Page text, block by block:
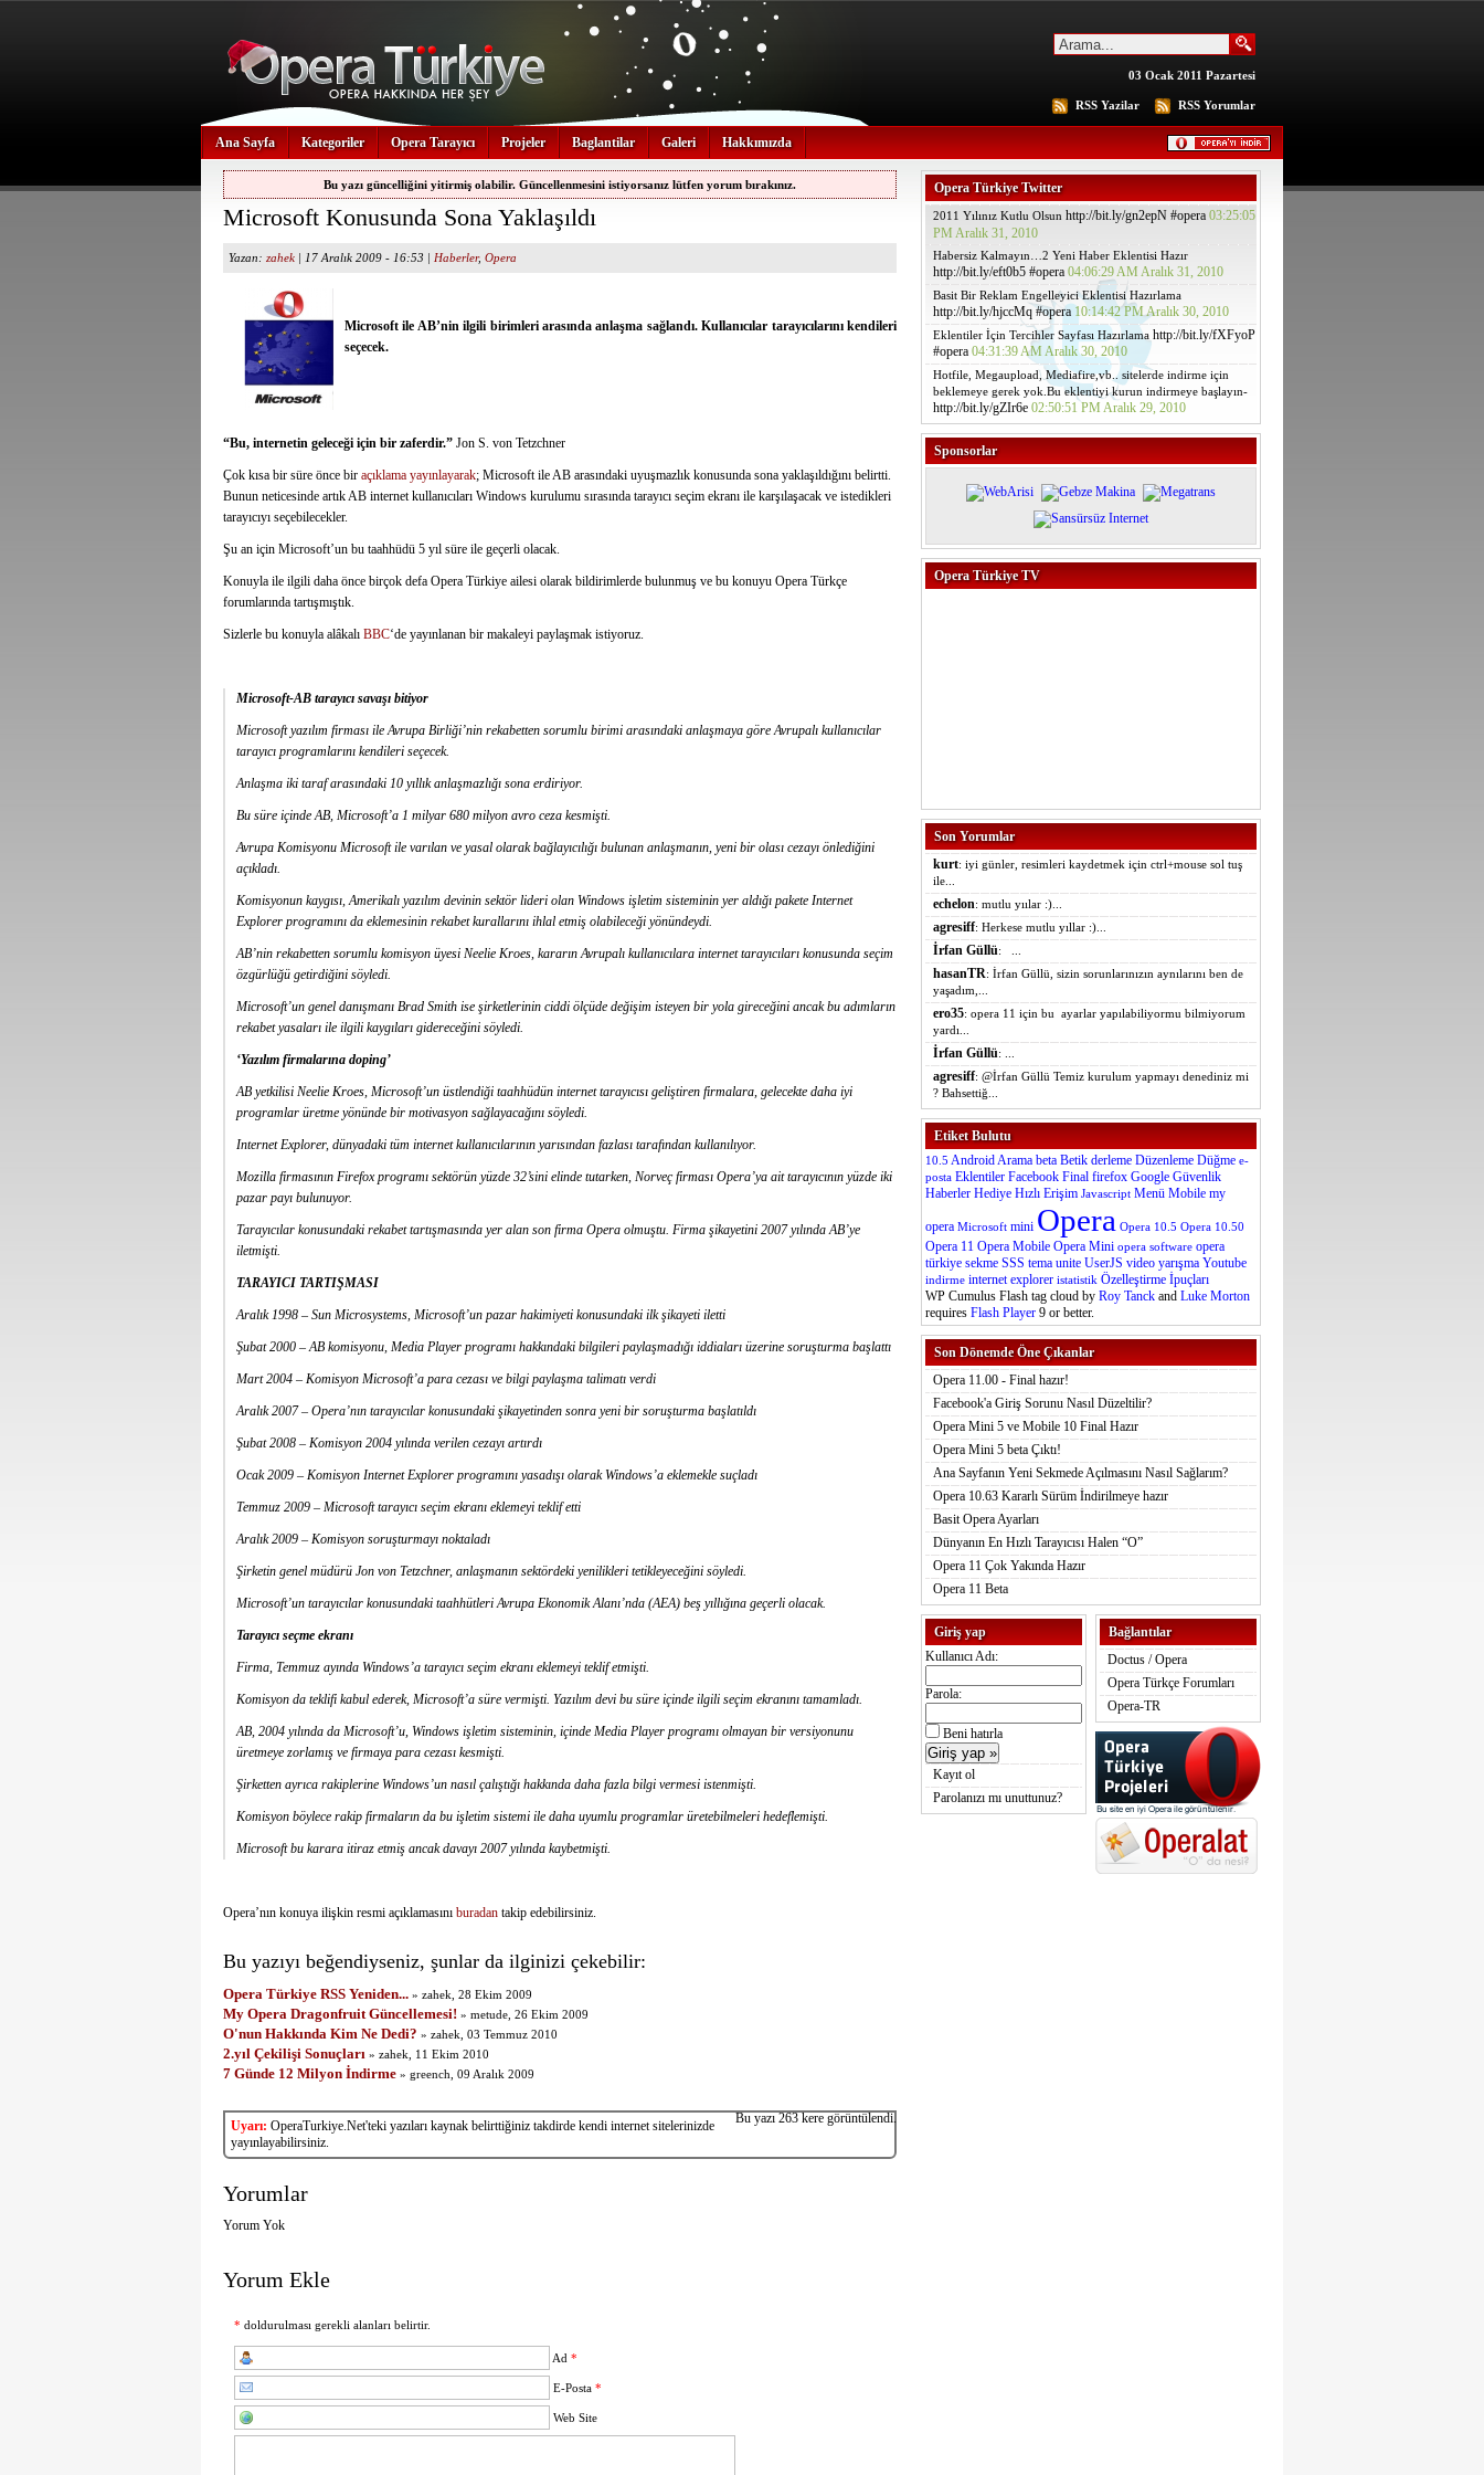
03 Ocak 2011 Pazartesi
RSS Yazilar RSS Yorumlar
Ana Sayfa Kategoriler Opera Tarayıcı Projeler Baglantilar Galeri Hakkımızda
Bu yazı güncelliğini yitirmiş olabilir. Güncellenmesini istiyorsanız lütfen yorum bırakınız.
Microsoft Konusunda Sona Yaklaşıldı
Yazan: zahek | 17 Aralık 2009 - 16:53 | Haberler, Opera
Microsoft ile AB’nin ilgili birimleri arasında anlaşma sağlandı. Kullanıcılar tarayıcılarını kendileri
seçecek.
“Bu, internetin geleceği için bir zaferdir.” Jon S. von Tetzchner
Çok kısa bir süre önce bir açıklama yayınlayarak; Microsoft ile AB arasındaki uyuşmazlık konusunda sona yaklaşıldığını belirtti.
Bunun neticesinde artık AB internet kullanıcıları Windows kurulumu sırasında tarayıcı seçim ekranı ile karşılaşacak ve istedikleri
tarayıcıyı seçebilecekler.
Şu an için Microsoft’un bu taahhüdü 5 yıl süre ile geçerli olacak.
Konuyla ile ilgili daha önce birçok defa Opera Türkiye ailesi olarak bildirimlerde bulunmuş ve bu konuyu Opera Türkçe
forumlarında tartışmıştık.
Sizlerle bu konuyla alâkalı BBC‘de yayınlanan bir makaleyi paylaşmak istiyoruz.
Microsoft-AB tarayıcı savaşı bitiyor
Microsoft yazılım firması ile Avrupa Birliği’nin rekabetten sorumlu birimi arasındaki anlaşmaya göre Avrupalı kullanıcılar
tarayıcı programlarını kendileri seçecek.
Anlaşma iki taraf arasındaki 10 yıllık anlaşmazlığı sona erdiriyor.
Bu süre içinde AB, Microsoft’a 1 milyar 680 milyon avro ceza kesmişti.
Avrupa Komisyonu Microsoft ile varılan ve yasal olarak bağlayıcılığı bulunan anlaşmanın, yeni bir olası cezayı önlediğini
açıkladı.
Komisyonun kaygısı, Amerikalı yazılım devinin sektör lideri olan Windows işletim sisteminin yer aldığı pakete Internet
Explorer programını da eklemesinin rekabet kurallarını ihlal etmiş olabileceği yönündeydi.
AB’nin rekabetten sorumlu komisyon üyesi Neelie Kroes, kararın Avrupalı kullanıcılara internet tarayıcıları konusunda seçim
özgürlüğü getirdiğini söyledi.
Microsoft’un genel danışmanı Brad Smith ise şirketlerinin ciddi ölçüde değişim isteyen bir yola gireceğini ancak bu adımların
rekabet yasaları ile ilgili kaygıları gidereceğini söyledi.
‘Yazılım firmalarına doping’
AB yetkilisi Neelie Kroes, Microsoft’un üstlendiği taahhüdün internet tarayıcısı geliştiren firmalara, gelecekte daha iyi
programlar üretme yönünde bir motivasyon sağlayacağını söyledi.
Internet Explorer, dünyadaki tüm internet kullanıcılarının yarısından fazlası tarafından kullanılıyor.
Mozilla firmasının Firefox programı sektörün yüzde 32’sini elinde tutarken, Norveç firması Opera’ya ait tarayıcının yüzde iki
pazar payı bulunuyor.
Tarayıcılar konusundaki rekabet tartışmasında yer alan son firma Opera olmuştu. Firma şikayetini 2007 yılında AB’ye
iletmişti.
TARAYICI TARTIŞMASI
Aralık 1998 – Sun Microsystems, Microsoft’un pazar hakimiyeti konusundaki ilk şikayeti iletti
Şubat 2000 – AB komisyonu, Media Player programı hakkındaki bilgileri paylaşmadığı iddiaları üzerine soruşturma başlattı
Mart 2004 – Komisyon Microsoft’a para cezası ve bilgi paylaşma talimatı verdi
Aralık 2007 – Opera’nın tarayıcılar konusundaki şikayetinden sonra yeni bir soruşturma başlatıldı
Şubat 2008 – Komisyon 2004 yılında verilen cezayı artırdı
Ocak 2009 – Komisyon Internet Explorer programını yasadışı olarak Windows’a eklemekle suçladı
Temmuz 2009 – Microsoft tarayıcı seçim ekranı eklemeyi teklif etti
Aralık 2009 – Komisyon soruşturmayı noktaladı
Şirketin genel müdürü Jon von Tetzchner, anlaşmanın sektördeki yenilikleri tetikleyeceğini söyledi.
Microsoft’un tarayıcılar konusundaki taahhütleri Avrupa Ekonomik Alanı’nda (AEA) beş yıllığına geçerli olacak.
Tarayıcı seçme ekranı
Firma, Temmuz ayında Windows’a tarayıcı seçim ekranı eklemeyi teklif etmişti.
Komisyon da teklifi kabul ederek, Microsoft’a süre vermişti. Yazılım devi bu süre içinde ilgili seçim ekranını tamamladı.
AB, 2004 yılında da Microsoft’u, Windows işletim sisteminin, içinde Media Player programı olmayan bir versiyonunu
üretmeye zorlamış ve firmaya para cezası kesmişti.
Şirketten ayrıca rakiplerine Windows’un nasıl çalıştığı hakkında daha fazla bilgi vermesi istenmişti.
Komisyon böylece rakip firmaların da bu işletim sistemi ile daha uyumlu programlar üretebilmeleri hedeflemişti.
Microsoft bu karara itiraz etmiş ancak davayı 2007 yılında kaybetmişti.
Opera’nın konuya ilişkin resmi açıklamasını buradan takip edebilirsiniz.
Bu yazıyı beğendiyseniz, şunlar da ilginizi çekebilir:
Opera Türkiye RSS Yeniden... » zahek, 28 Ekim 2009
My Opera Dragonfruit Güncellemesi! » metude, 26 Ekim 2009
O'nun Hakkında Kim Ne Dedi? » zahek, 03 Temmuz 2010
2.yıl Çekilişi Sonuçları » zahek, 11 Ekim 2010
7 Günde 12 Milyon İndirme » greench, 09 Aralık 2009
Bu yazı 263 kere görüntülendi.
Uyarı: OperaTurkiye.Net'teki yazıları kaynak belirttiğiniz takdirde kendi internet sitelerinizde
yayınlayabilirsiniz.
Yorumlar
Yorum Yok
Yorum Ekle
* doldurulması gerekli alanları belirtir.
Ad *
E-Posta *
Web Site
Opera Türkiye Twitter
2011 Yılınız Kutlu Olsun http://bit.ly/gn2epN #opera 03:25:05
PM Aralık 31, 2010
Habersiz Kalmayın…2 Yeni Haber Eklentisi Hazır
http://bit.ly/eft0b5 #opera 04:06:29 AM Aralık 31, 2010
Basit Bir Reklam Engelleyici Eklentisi Hazırlama
http://bit.ly/hjccMq #opera 10:14:42 PM Aralık 30, 2010
Eklentiler İçin Tercihler Sayfası Hazırlama http://bit.ly/fXFyoP
#opera 04:31:39 AM Aralık 30, 2010
Hotfile, Megaupload, Mediafire,vb.. sitelerde indirme için
beklemeye gerek yok.Bu eklentiyi kurun indirmeye başlayın-
http://bit.ly/gZIr6e 02:50:51 PM Aralık 29, 2010
Sponsorlar
Opera Türkiye TV
Son Yorumlar
kurt: iyi günler, resimleri kaydetmek için ctrl+mouse sol tuş
ile...
echelon: mutlu yıılar :)...
agresiff: Herkese mutlu yıllar :)...
İrfan Güllü: ...
hasanTR: İrfan Güllü, sizin sorunlarınızın aynılarını ben de
yaşadım,...
ero35: opera 11 için bu ayarlar yapılabiliyormu bilmiyorum
yardı...
İrfan Güllü: ...
agresiff: @İrfan Güllü Temiz kurulum yapmayı denediniz mi
? Bahsettiğ...
Etiket Bulutu
10.5 AndroidArama beta Betik derleme Düzenleme Düğme e-
posta Eklentiler Facebook Final firefox Google Güvenlik
Haberler Hediye Hızlı Erişim Javascript Menü Mobile my
opera Microsoft mini Opera Opera 10.5 Opera 10.50
Opera 11 Opera Mobile Opera Mini opera software opera
türkiye sekme SSS tema unite UserJS video yarışma Youtube
indirme internet explorer istatistik Özelleştirme İpuçları
WP Cumulus Flash tag cloud by Roy Tanck and Luke Morton
requires Flash Player 9 or better.
Son Dönemde Öne Çıkanlar
Opera 11.00 - Final hazır!
Facebook'a Giriş Sorunu Nasıl Düzeltilir?
Opera Mini 5 ve Mobile 10 Final Hazır
Opera Mini 5 beta Çıktı!
Ana Sayfanın Yeni Sekmede Açılmasını Nasıl Sağlarım?
Opera 10.63 Kararlı Sürüm İndirilmeye hazır
Basit Opera Ayarları
Dünyanın En Hızlı Tarayıcısı Halen “O”
Opera 11 Çok Yakında Hazır
Opera 11 Beta
Giriş yap
Kullanıcı Adı:
Parola:
Beni hatırla
Kayıt ol
Parolanızı mı unuttunuz?
Bağlantılar
Doctus / Opera
Opera Türkçe Forumları
Opera-TR